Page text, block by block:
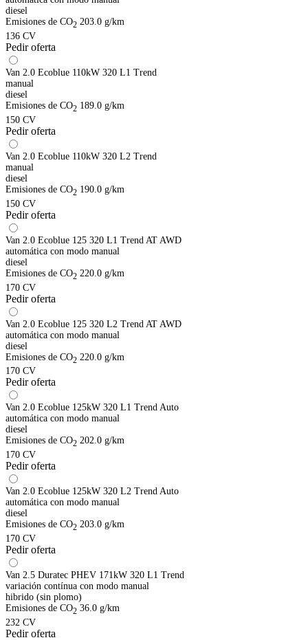
diesel
Emisiones de CO2 203.0 g/km
136 CV
Pedir oferta
Van 2.0 Ecoblue 110kW 320 L1 Trend
manual
diesel
Emisiones de CO2 189.0 g/km
150 CV
Pedir oferta
Van 2.0 Ecoblue 110kW 320 L2 Trend
manual
diesel
Emisiones de CO2 190.0 g/km
150 CV
Pedir oferta
Van 2.0 Ecoblue 125 320 L1 Trend AT AWD
automática con modo manual
diesel
Emisiones de CO2 220.0 g/km
170 CV
Pedir oferta
Van 2.0 Ecoblue 125 320 L2 Trend AT AWD
automática con modo manual
diesel
Emisiones de CO2 220.0 g/km
170 CV
Pedir oferta
Van 2.0 Ecoblue 125kW 320 L1 Trend Auto
automática con modo manual
diesel
Emisiones de CO2 202.0 g/km
170 CV
Pedir oferta
Van 2.0 Ecoblue 125kW 320 L2 Trend Auto
automática con modo manual
diesel
Emisiones de CO2 203.0 g/km
170 CV
Pedir oferta
Van 2.5 Duratec PHEV 171kW 320 L1 Trend
variación contínua con modo manual
hibrido (sin plomo)
Emisiones de CO2 36.0 g/km
232 CV
Pedir oferta